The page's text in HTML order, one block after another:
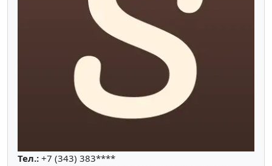
Тел.: +7 (343) 383****